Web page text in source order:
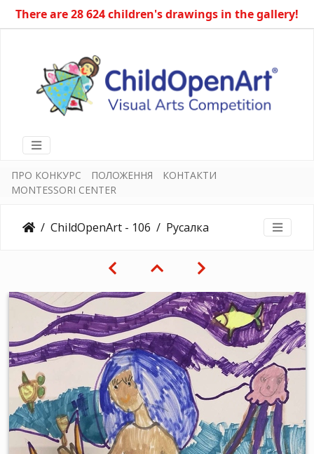
There are 28 624 children's drawings in the gallery!
ПРО КОНКУРС ПОЛОЖЕННЯ
КОНТАКТИ
MONTESSORI CENTER
ChildOpenArt - 106 Русалка